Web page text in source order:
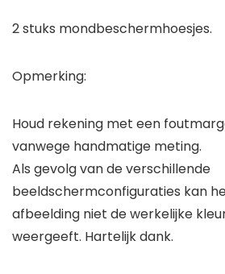
2 stuks mondbeschermhoesjes.
Opmerking:
Houd rekening met een
vanwege handmatige meting.
Als gevolg van de verschillende
beeldschermconfiguraties kan
afbeelding niet de werkelijke
weergeeft. Hartelijk dank.